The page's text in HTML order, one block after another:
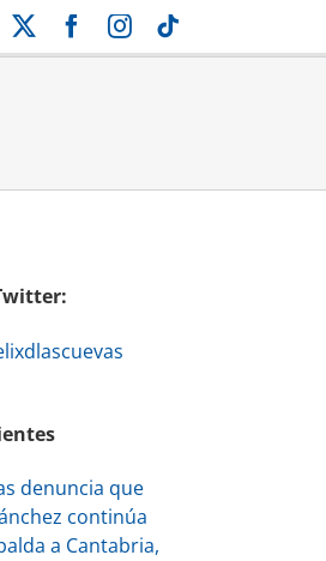
Facebook
Instagram
denuncia que
continúa
a Cantabria,